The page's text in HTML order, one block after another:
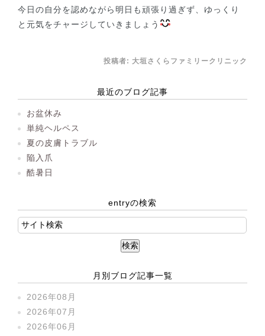
今日の自分を認めながら明日も頑張り過ぎず、ゆっくり
と元気をチャージしていきましょう
投稿者: 大垣さくらファミリークリニック
最近のブログ記事
お盆休み
単純ヘルペス
夏の皮膚トラブル
陥入爪
酷暑日
entryの検索
月別ブログ記事一覧
2026年08月
2026年07月
2026年06月